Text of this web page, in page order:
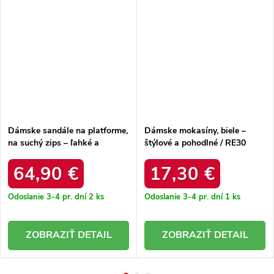
Dámske sandále na platforme,
na suchý zips – ľahké a
ZŁOTY
64,90 €
Odoslanie 3-4 pr. dní2 ks
DETAIL
Dámske mokasíny, biele –
štýlové a pohodlné / RE30
17,30 €
Odoslanie 3-4 pr. dní 1 ks
DETAIL